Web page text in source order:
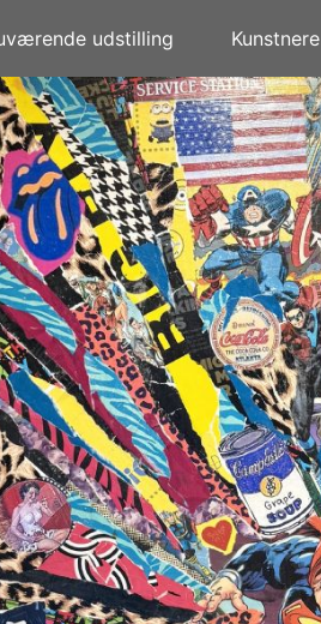
udstilling Kunstnere